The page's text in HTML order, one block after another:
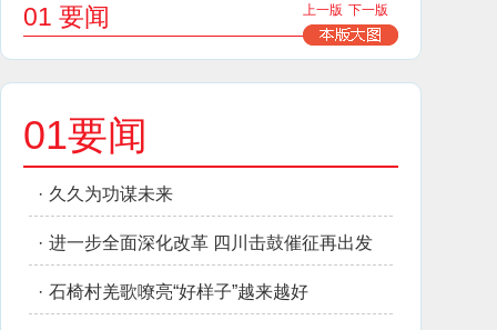
01 要闻 上一版 下一版
01要闻
· 久久为功谋未来
· 进一步全面深化改革 四川击鼓催征再出发
· 石椅村羌歌嘹亮“好样子”越来越好